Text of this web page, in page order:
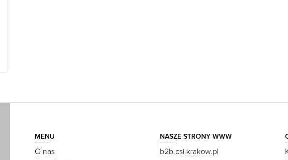
MENU
O nas
NASZE STRONY WWW
b2b.csi.krakow.pl